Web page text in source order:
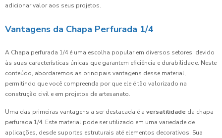
adicionar valor aos seus projetos.
Vantagens da Chapa Perfurada 1/4
A Chapa perfurada 1/4 é uma escolha popular em diversos setores, devido
às suas características únicas que garantem eficiência e durabilidade. Neste
conteúdo, abordaremos as principais vantagens desse material,
permitindo que você compreenda por que ele é tão valorizado na
construção civil e em projetos de artesanato.
Uma das primeiras vantagens a ser destacada é a versatilidade da chapa
perfurada 1/4. Este material pode ser utilizado em uma variedade de
aplicações, desde suportes estruturais até elementos decorativos. Sua